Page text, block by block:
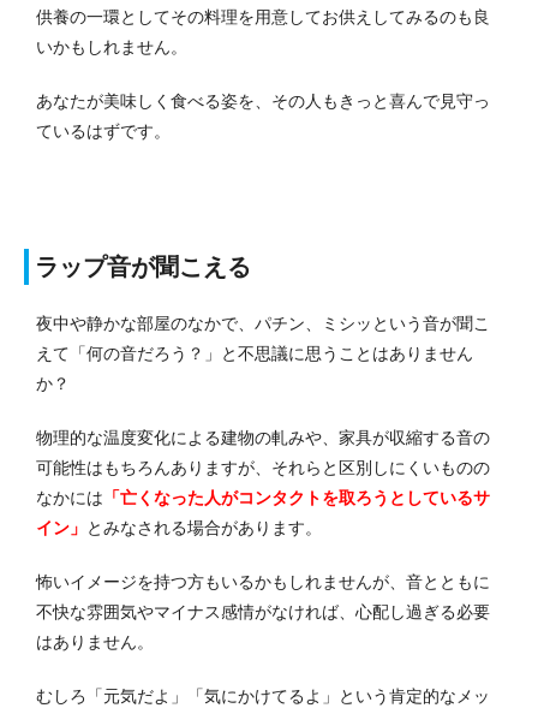
供養の一環としてその料理を用意してお供えしてみるのも良
いかもしれません。
あなたが美味しく食べる姿を、その人もきっと喜んで見守っ
ているはずです。
ラップ音が聞こえる
夜中や静かな部屋のなかで、パチン、ミシッという音が聞こ
えて「何の音だろう？」と不思議に思うことはありません
か？
物理的な温度変化による建物の軋みや、家具が収縮する音の
可能性はもちろんありますが、それらと区別しにくいものの
なかには 「亡くなった人がコンタクトを取ろうとしているサ
イン」 とみなされる場合があります。
怖いイメージを持つ方もいるかもしれませんが、音とともに
不快な雰囲気やマイナス感情がなければ、心配し過ぎる必要
はありません。
むしろ「元気だよ」「気にかけてるよ」という肯定的なメッ